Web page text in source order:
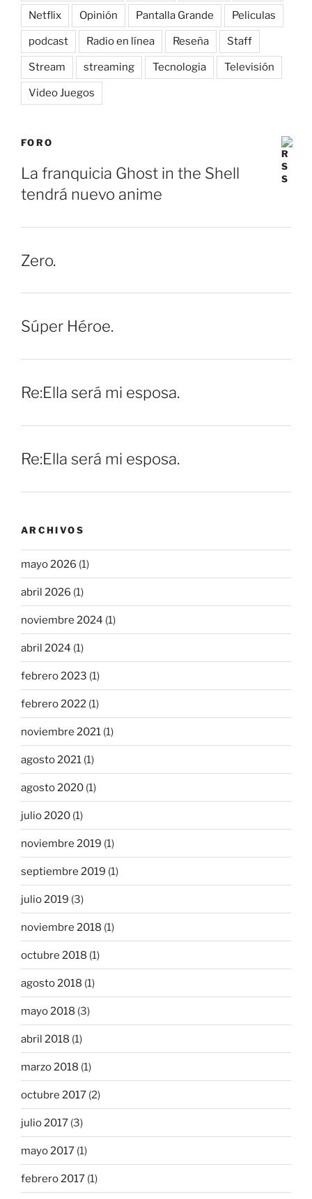
Netflix Opinión Pantalla Grande Peliculas
podcast Radio en línea Reseña Staff
Stream streaming Tecnologia Televisión
Video Juegos
FORO
La franquicia Ghost in the Shell
tendrá nuevo anime
Zero.
Súper Héroe.
Re:Ella será mi esposa.
Re:Ella será mi esposa.
ARCHIVOS
mayo 2026 (1)
abril 2026 (1)
noviembre 2024 (1)
abril 2024 (1)
febrero 2023 (1)
febrero 2022 (1)
noviembre 2021 (1)
agosto 2021 (1)
agosto 2020 (1)
julio 2020 (1)
noviembre 2019 (1)
septiembre 2019 (1)
julio 2019 (3)
noviembre 2018 (1)
octubre 2018 (1)
agosto 2018 (1)
mayo 2018 (3)
abril 2018 (1)
marzo 2018 (1)
octubre 2017 (2)
julio 2017 (3)
mayo 2017 (1)
febrero 2017 (1)